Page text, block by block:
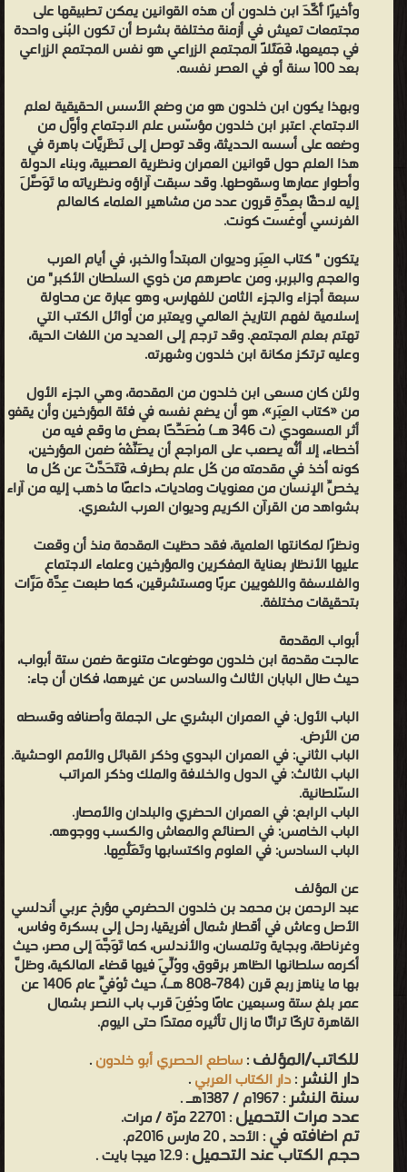
ممن تبنوا الدعوة إلى القومية العربية. ❰ له مجموعة من الإنجازات
والمؤلفات أبرزها ❞ دراسات عن مقدمة ابن خلدون ❝ الناشرين : ❞ دار
الكتاب العربي ❝ ❱
من كتب التاريخ الإسلامي - مكتبة كتب التاريخ.
وأَخيرًا أَكَّدَ ابن خلدون أن هذه القوانين يمكن تطبيقها على
مجتمعات تعيش في أزمنة مختلفة بشرط أن تكون البُنى واحدة
في جميعها، فَمَثَلًا المجتمع الزراعي هو نفس المجتمع الزراعي
بعد 100 سنة أو في العصر نفسه.
وبهذا يكون ابن خلدون هو من وضع الأسس الحقيقية لعلم
الاجتماع. اعتبر ابن خلدون مؤسّس علم الاجتماع وأوَّل من
وضعه على أسسه الحديثة، وقد توصل إلى نَظَريَّات باهرة في
هذا العلم حول قوانين العمران ونظرية العصبية، وبناء الدولة
وأطوار عمارها وسقوطها. وقد سبقت آراؤه ونظرياته ما تَوَصَّلَ
إليه لاحقًا بعِدَّةِ قرون عدد من مشاهير العلماء كالعالم
الفرنسي أوغست كونت.
يتكون " كتاب العِبَر وديوان المبتدأ والخبر، في أيام العرب
والعجم والبربر، ومن عاصرهم من ذوي السلطان الأكبر" من
سبعة أجزاء والجزء الثامن للفهارس، وهو عبارة عن محاولة
إسلامية لفهم التاريخ العالمي ويعتبر من أوائل الكتب التي
تهتم بعلم المجتمع. وقد ترجم إلى العديد من اللغات الحية،
وعليه ترتكز مكانة ابن خلدون وشهرته.
ولئن كان مسعى ابن خلدون من المقدمة، وهي الجزء الأول
من «كتاب العِبَر»، هو أن يضع نفسه في فئة المؤرخين وأن يقفو
أثر المسعودي (ت 346 هـ) مُصَحِّحًا بعض ما وقع فيه من
أخطاء، إلا أنّه يصعب على المراجع أن يُصَنِّفُهُ ضمن المؤرخين،
كونه أخذ في مقدمته من كُل علم بطرف، فَتَحَدَّثَ عن كُل ما
يخصّ الإنسان من معنويات وماديات، داعِمًا ما ذهب إليه من آراء
بشواهد من القرآن الكريم وديوان العرب الشعري.
ونظرًا لمكانتها العلمية، فقد حظيت المقدمة منذ أن وقعت
عليها الأنظار بعناية المفكرين والمؤرخين وعلماء الاجتماع
والفلاسفة واللغويين عربًا ومستشرقين، كما طبعت عِدَّة مَرَّات
بتحقيقات مختلفة.
أبواب المقدمة
عالجت مقدمة ابن خلدون موضوعات متنوعة ضمن ستة أبواب،
حيث طال البابان الثالث والسادس عن غيرهما، فكان أن جاء:
الباب الأول: في العمران البشري على الجملة وأصنافه وقسطه
من الأرض.
الباب الثاني: في العمران البدوي وذكر القبائل والأمم الوحشية.
الباب الثالث: في الدول والخلافة والملك وذكر المراتب
السّلطانية.
الباب الرابع: في العمران الحضري والبلدان والأمصار.
الباب الخامس: في الصنائع والمعاش والكسب ووجوهه.
الباب السادس: في العلوم واكتسابها وتَعَلُّمِها.
عن المؤلف
عبد الرحمن بن محمد بن خلدون الحضرمي مؤرخ عربي أندلسي
الأصل وعاش في أقطار شمال أفريقيا، رحل إلى بسكرة وفاس،
وغرناطة، وبجاية وتلمسان، والأندلس، كما تَوَجَّهَ إلى مصر، حيث
أكرمه سلطانها الظاهر برقوق، ووُلِّيَ فيها قضاء المالكية، وظلَّ
بها ما يناهز ربع قرن (784-808 هـ)، حيث تُوُفِّيَ عام 1406 عن
عمر بلغ ستة وسبعين عامًا ودُفِنَ قرب باب النصر بشمال
القاهرة تاركًا تراثًا ما زال تأثيره ممتدًا حتى اليوم.
للكاتب/المؤلف:ساطع الحصري أبو خلدون.
دار النشر:دار الكتاب العربي.
سنة النشر: 1967م / 1387هـ .
عدد مرات التحميل: 22701 مرّة / مرات.
تم اضافته في: الأحد , 20 مارس 2016م.
حجم الكتاب عند التحميل: 12.9 ميجا بايت .